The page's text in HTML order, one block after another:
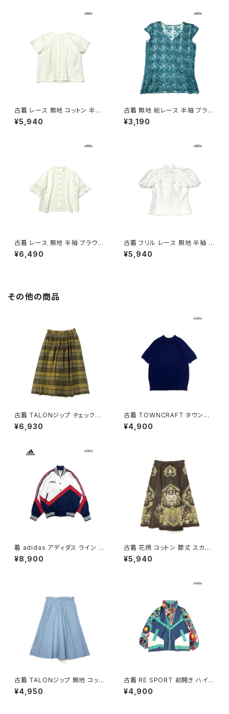
古着 レース 無地 コットン 半袖
ブラウス パステル 黄 (ttu2605
034)
¥5,940
古着 無地 総レース 半袖 ブラウ
ス 緑 (ttu2606009)
¥3,190
古着 レース 無地 半袖 ブラウス
ベージュ (ttu2605032)
¥6,490
古着 フリル レース 無地 半袖 ブ
ラウス 白 (ttu2605031)
¥5,940
その他の商品
古着 TALONジップ チェック柄
コットン 膝丈 スカート 黄 (ba2
607010)
¥6,930
古着 TOWNCRAFT タウンク
ラフト 無地 半袖 ニット 紺 (ttu2
509075)
¥4,900
着 adidas アディダス ライン メ
ッシュ ロゴ 刺繍 前開き 無地 長
袖 アウター ライトジャケット 白
¥8,900
古着 花柄 コットン 膝丈 スカー
ト ダークブラウン (ba260701
3)
¥5,940
古着 TALONジップ 無地 コット
ン 膝丈 スカート 青 水色 (ba2
607003)
¥4,950
古着 RE SPORT 前開き ハイ
ネック 総柄 ナイロン 長袖 アウ
ター ヘビージャケット 緑 紺 (tt
¥4,900